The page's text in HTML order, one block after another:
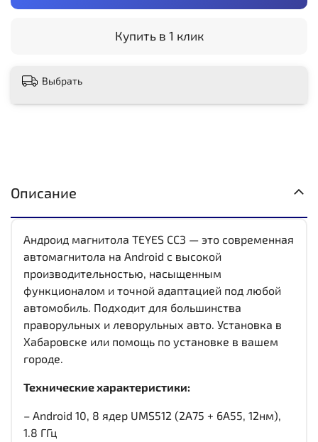
Купить в 1 клик
Выбрать
Описание
Андроид магнитола TEYES CC3 — это современная
автомагнитола на Android с высокой
производительностью, насыщенным
функционалом и точной адаптацией под любой
автомобиль. Подходит для большинства
праворульных и леворульных авто. Установка в
Хабаровске или помощь по установке в вашем
городе.
Технические характеристики:
– Android 10, 8 ядер UMS512 (2A75 + 6A55, 12нм),
1.8 ГГц